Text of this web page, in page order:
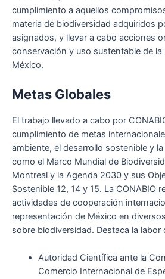
cumplimiento a aquellos
materia de biodiversidad adquiridos
asignados, y llevar a cabo acciones
conservación y uso sustentable de
México.
Metas Globales
El trabajo llevado a cabo por
cumplimiento de metas
ambiente, el desarrollo sostenible y
como el Marco Mundial de
Montreal y la Agenda 2030 y sus
Sostenible 12, 14 y 15. La CONABIO
actividades de cooperación
representación de México en
sobre biodiversidad. Destaca la labor
Autoridad Científica ante la
Comercio Internacional de